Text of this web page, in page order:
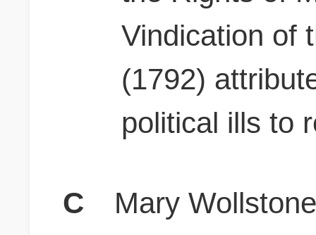
Vindication of
(1792)
political ills to
C
Mary